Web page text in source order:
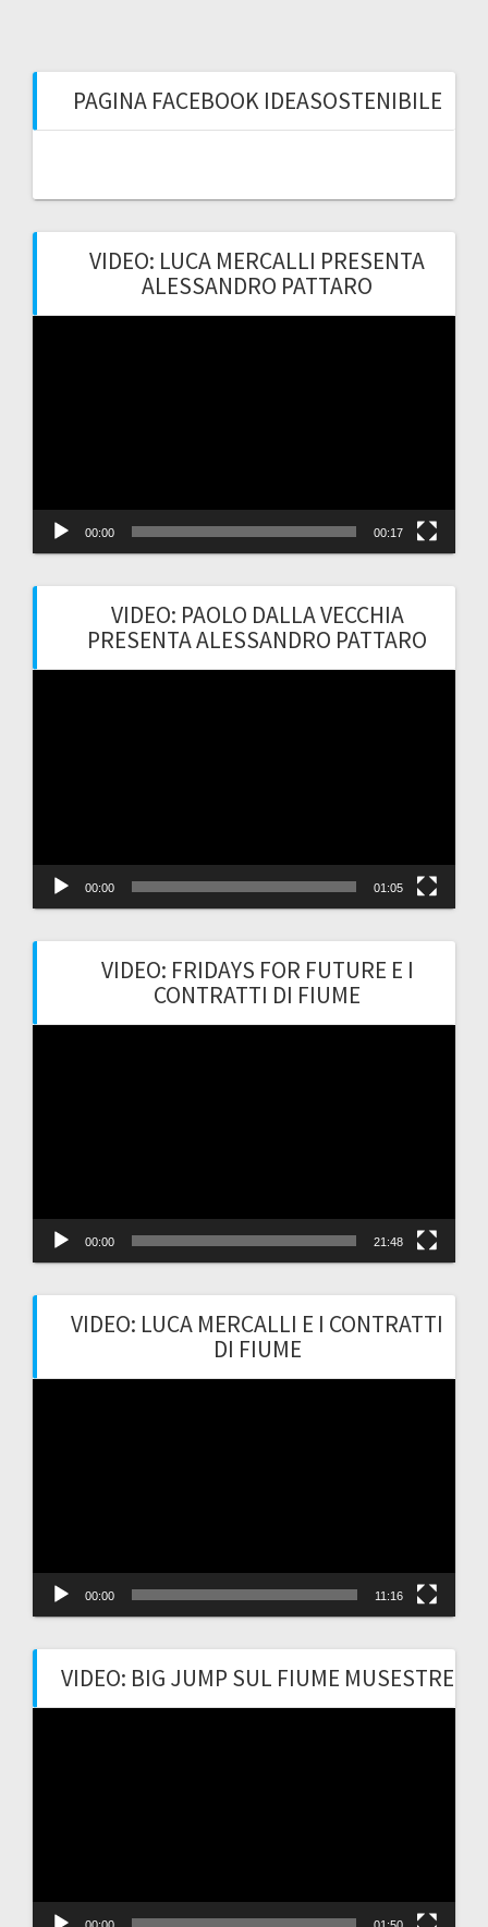
PAGINA FACEBOOK IDEASOSTENIBILE
VIDEO: LUCA MERCALLI PRESENTA
ALESSANDRO PATTARO
00:00 00:17
VIDEO: PAOLO DALLA VECCHIA
PRESENTA ALESSANDRO PATTARO
00:00 01:05
VIDEO: FRIDAYS FOR FUTURE E I
CONTRATTI DI FIUME
00:00 21:48
VIDEO: LUCA MERCALLI E I CONTRATTI
DI FIUME
00:00 11:16
VIDEO: BIG JUMP SUL FIUME MUSESTRE